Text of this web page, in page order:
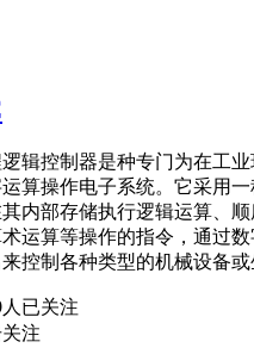
辑控制器是种专门为在工
算操作电子系统。它采用
内部存储执行逻辑运算、
运算等操作的指令，通过
控制各种类型的机械设备或
人已关注
注